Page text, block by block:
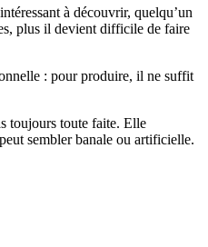
à découvrir, quelqu’un
plus il devient difficile de faire
: pour produire, il ne suffit
toujours toute faite. Elle
sembler banale ou artificielle.